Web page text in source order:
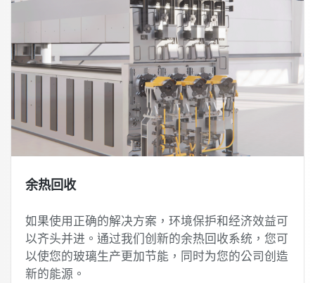
余热回收
如果使用正确的解决方案，环境保护和经济效益可
以齐头并进。通过我们创新的余热回收系统，您可
以使您的玻璃生产更加节能，同时为您的公司创造
新的能源。